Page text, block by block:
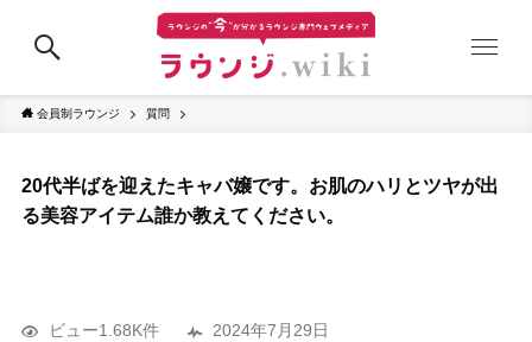
会員制ラウンジ 質問
20代半ばを迎えたキャバ嬢です。お肌のハリとツヤが出
る美容アイテム誰か教えてください。
ビュー1.68K件 2024年7月29日